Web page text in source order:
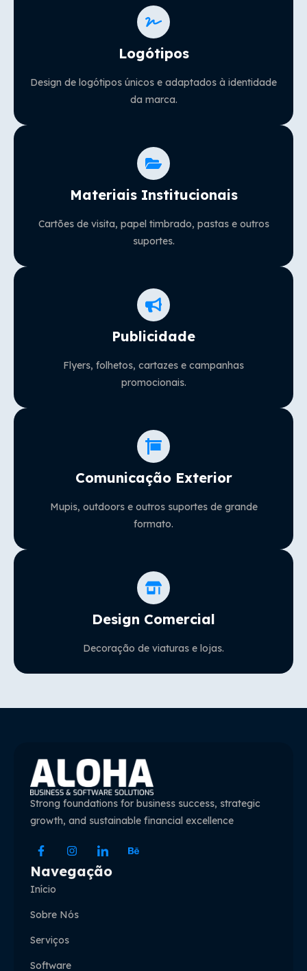
Logótipos
Design de logótipos únicos e adaptados à identidade
da marca.
Materiais Institucionais
Cartões de visita, papel timbrado, pastas e outros
suportes.
Publicidade
Flyers, folhetos, cartazes e campanhas
promocionais.
Comunicação Exterior
Mupis, outdoors e outros suportes de grande
formato.
Design Comercial
Decoração de viaturas e lojas.
Strong foundations for business success, strategic
growth, and sustainable financial excellence
Navegação
Início
Sobre Nós
Serviços
Software